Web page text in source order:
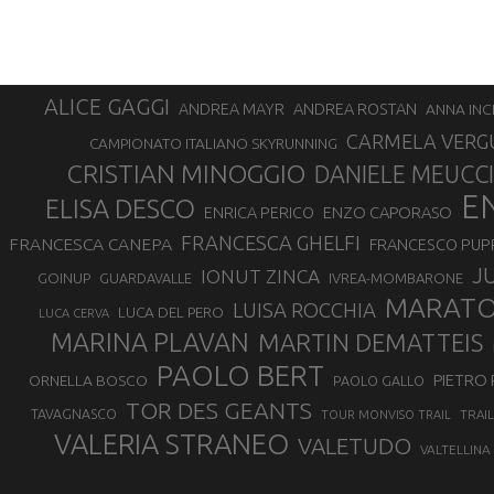
ALICE GAGGI ANDREA MAYR ANDREA ROSTAN ANNA
CAMPIONATO ITALIANO SKYRUNNING CARMELA
CRISTIAN MINOGGIO DANIELE MEUCCI
ELISA DESCO ENRICA PERICO ENZO CAPORASO
FRANCESCA CANEPA FRANCESCA GHELFI FRANCESCO
GOINUP GUARDAVALLE IONUT ZINCA IVREA-MOMBARONE
LUCA CERVA LUCA DEL PERO LUISA ROCCHIA
MARINA PLAVAN MARTIN DEMATTEIS
ORNELLA BOSCO PAOLO BERT PAOLO GALLO PIETRO
TAVAGNASCO TOR DES GEANTS TOUR MONVISO TRAIL
VALERIA STRANEO VALETUDO VALTELLINA